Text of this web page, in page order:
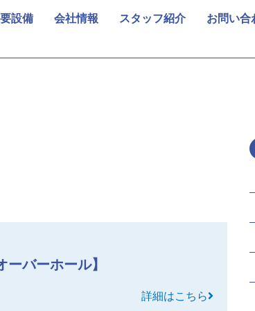
設備 会社情報 スタッフ紹介
お問い合
バーホール】
詳細はこちら